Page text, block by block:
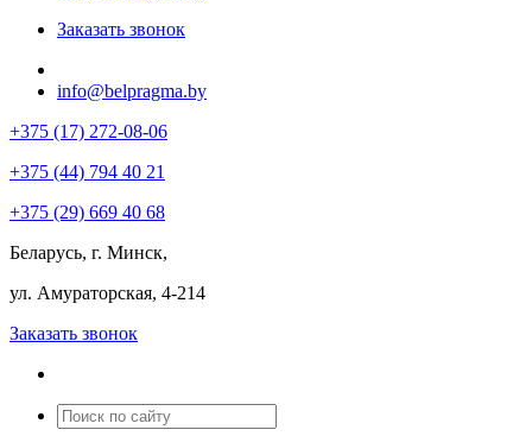
Заказать звонок
info@belpragma.by
+375 (17) 272-08-06
+375 (44) 794 40 21
+375 (29) 669 40 68
Беларусь, г. Минск,
ул. Амураторская, 4-214
Заказать звонок